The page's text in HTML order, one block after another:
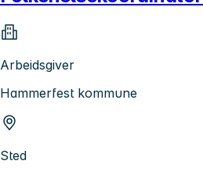
Arbeidsgiver
Hammerfest kommune
Sted